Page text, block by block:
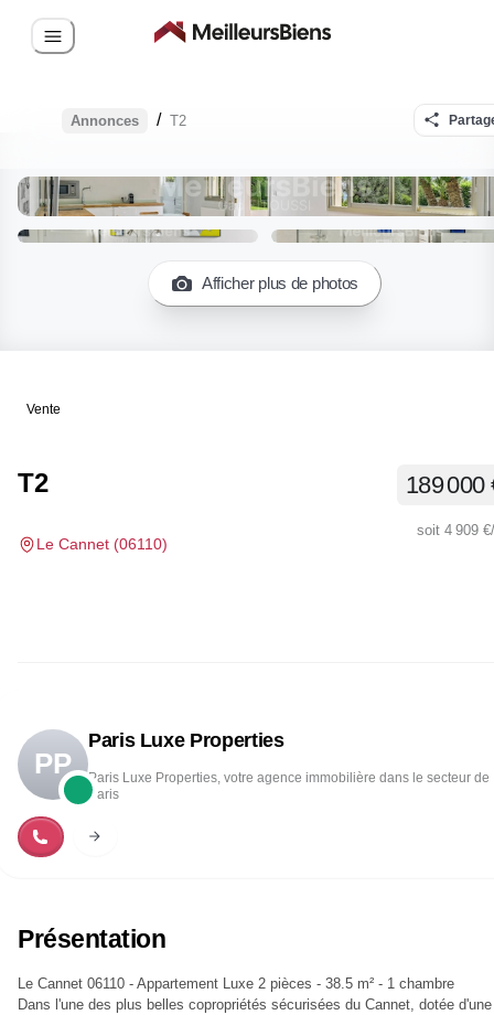
Annonces / T2
Afficher plus de photos
Vente
T2
Le Cannet (06110)
189 000
soit 4 909 €
PP
Paris Luxe Properties
Paris Luxe Properties, votre agence immobilière dans le secteur de
Paris
Présentation
Le Cannet 06110 - Appartement Luxe 2 pièces - 38.5 m² - 1 chambre
Dans l'une des plus belles copropriétés sécurisées du Cannet, dotée d'une